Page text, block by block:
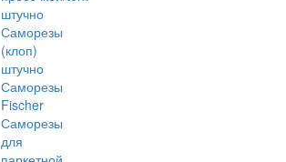
штучно
Саморезы
(клоп)
штучно
Саморезы
Fischer
Саморезы
для